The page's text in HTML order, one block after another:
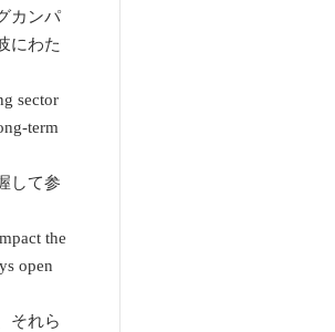
カンパ
にわた
sector
term
して参
the
open
それら